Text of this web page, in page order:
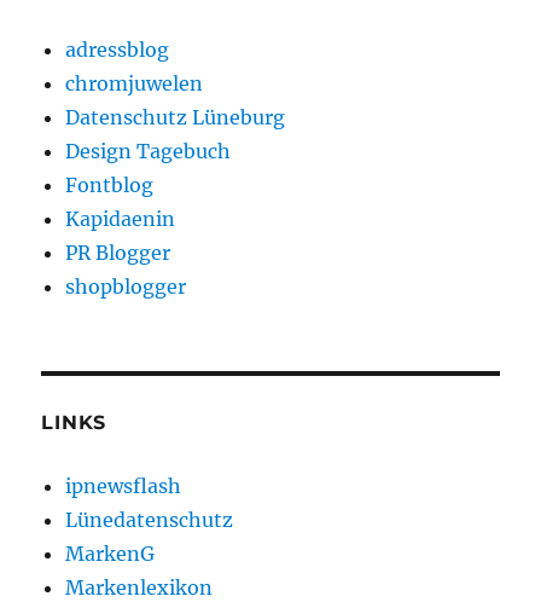
adressblog
chromjuwelen
Datenschutz Lüneburg
Design Tagebuch
Fontblog
Kapidaenin
PR Blogger
shopblogger
LINKS
ipnewsflash
Lünedatenschutz
MarkenG
Markenlexikon